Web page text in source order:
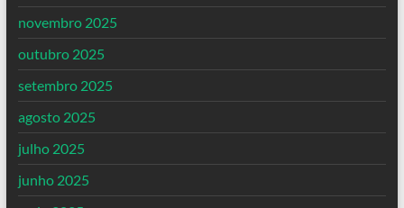
novembro 2025
outubro 2025
setembro 2025
agosto 2025
julho 2025
junho 2025